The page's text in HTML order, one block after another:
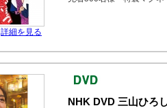
詳細を見る
NHK DVD 三山ひろ